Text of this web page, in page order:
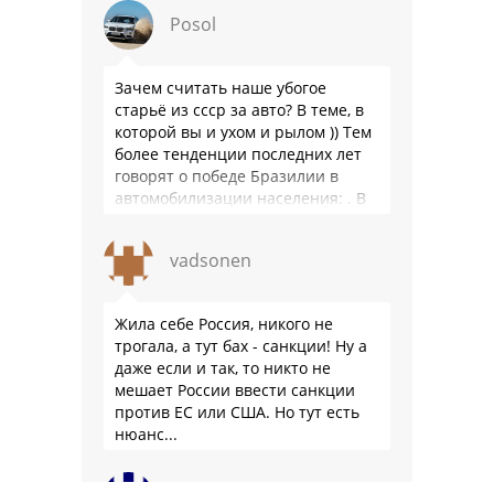
Posol
Зачем считать наше убогое
старьё из ссср за авто? В теме, в
которой вы и ухом и рылом )) Тем
более тенденции последних лет
говорят о победе Бразилии в
автомобилизации населения: . В
vadsonen
Жила себе Россия, никого не
трогала, а тут бах - санкции! Ну а
даже если и так, то никто не
мешает России ввести санкции
против ЕС или США. Но тут есть
нюанс...